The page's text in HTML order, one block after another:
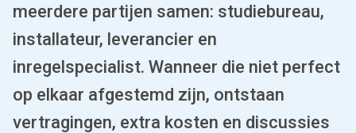
meerdere partijen samen: studiebureau,
installateur, leverancier en
inregelspecialist. Wanneer die niet perfect
op elkaar afgestemd zijn, ontstaan
vertragingen, extra kosten en discussies